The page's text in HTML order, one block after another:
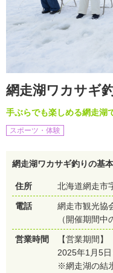
網走湖ワカサギ
手ぶらでも楽しめる網走湖
スポーツ・体験
網走湖ワカサギ釣りの基
住所 北海道網走市
電話
網走市観光協
（開催期間
営業時間
【営業期間】
2025年1月5
※網走湖の結